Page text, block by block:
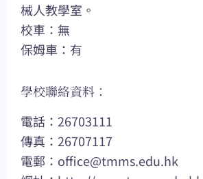
械人教學室。
校車：無
保姆車：有
學校聯絡資料：
電話：26703111
傳真：26707117
電郵： office@tmms.edu.hk